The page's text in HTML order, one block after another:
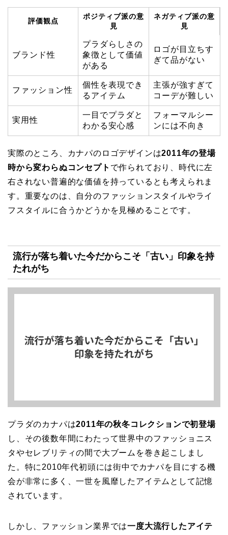
評価観点
ポジティブ派の意
見
ネガティブ派の意
見
ブランド性
プラダらしさの
象徴として価値
がある
ロゴが目立ちす
ぎて品がない
ファッション性
個性を表現でき
るアイテム
主張が強すぎて
コーデが難しい
実用性
一目でプラダと
わかる安心感
フォーマルシー
ンには不向き
実際のところ、カナパのロゴデザインは2011年の登場
時から変わらぬコンセプト で作られており、時代に左
右されない普遍的な価値を持っているとも考えられま
す。重要なのは、自分のファッションスタイルやライ
フスタイルに合うかどうかを見極めることです。
流行が落ち着いた今だからこそ「古い」印象を持
たれがち
プラダのカナパは2011年の秋冬コレクションで初登場
し、その後数年間にわたって世界中のファッショニス
タやセレブリティの間で大ブームを巻き起こしまし
た。特に2010年代初頭には街中でカナパを目にする機
会が非常に多く、一世を風靡したアイテムとして記憶
されています。
しかし、ファッション業界では一度大流行したアイテ